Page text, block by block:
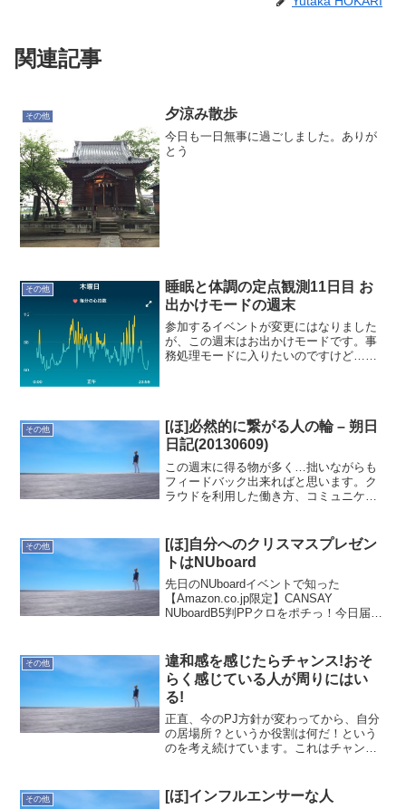
関連記事
その他 夕涼み散歩
今日も一日無事に過ごしました。ありが
とう
その他
睡眠と体調の定点観測11日目 お
出かけモードの週末
参加するイベントが変更にはなりました
が、この週末はお出かけモードです。事
務処理モードに入りたいのですけど…こ
その他
[ほ]必然的に繋がる人の輪 – 朔日
日記(20130609)
この週末に得る物が多く…拙いながらも
フィードバック出来ればと思います。ク
ラウドを利用した働き方、コミュニケー
た。さて、どうアウトプットしますかね
(^^;;--ほかりゆた...
その他
[ほ]自分へのクリスマスプレゼン
トはNUboard
先日のNUboardイベントで知った
【Amazon.co.jp限定】CANSAY
NUboardB5判PPクロをポチっ！今日届い
その他
違和感を感じたらチャンス!おそ
らく感じている人が周りにはい
る!
正直、今のPJ方針が変わってから、自分
の居場所？というか役割は何だ！という
のを考え続けています。これはチャンス
心身は悲鳴をあげます。ここのところ絶
好調なことはないのです...
その他 [ほ]インフルエンサーな人